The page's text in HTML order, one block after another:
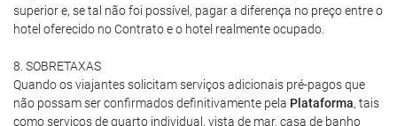
superior e, se tal não foi possível, pagar a diferença no preço entre o
hotel oferecido no Contrato e o hotel realmente ocupado.
8. SOBRETAXAS
Quando os viajantes solicitam serviços adicionais pré-pagos que
não possam ser confirmados definitivamente pela Plataforma, tais
como serviços de quarto individual, vista de mar, casa de banho